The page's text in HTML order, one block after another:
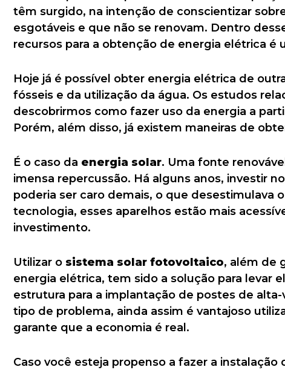
têm surgido, na intenção de conscientizar
esgotáveis e que não se renovam. Dentro
recursos para a obtenção de energia elétrica
Hoje já é possível obter energia elétrica de
fósseis e da utilização da água. Os estudos
descobrirmos como fazer uso da energia a
Porém, além disso, já existem maneiras de
É o caso da energia solar. Uma fonte
imensa repercussão. Há alguns anos, investir
poderia ser caro demais, o que desestimulava
tecnologia, esses aparelhos estão mais
investimento.
Utilizar o sistema solar fotovoltaico, além de
energia elétrica, tem sido a solução para levar
estrutura para a implantação de postes de
tipo de problema, ainda assim é vantajoso
garante que a economia é real.
Caso você esteja propenso a fazer a